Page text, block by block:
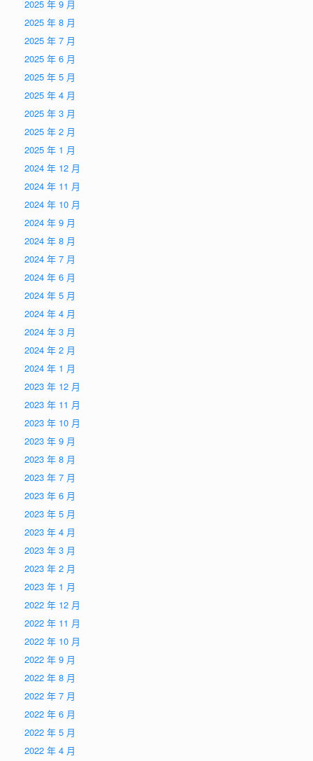
2025 年 9 月
2025 年 8 月
2025 年 7 月
2025 年 6 月
2025 年 5 月
2025 年 4 月
2025 年 3 月
2025 年 2 月
2025 年 1 月
2024 年 12 月
2024 年 11 月
2024 年 10 月
2024 年 9 月
2024 年 8 月
2024 年 7 月
2024 年 6 月
2024 年 5 月
2024 年 4 月
2024 年 3 月
2024 年 2 月
2024 年 1 月
2023 年 12 月
2023 年 11 月
2023 年 10 月
2023 年 9 月
2023 年 8 月
2023 年 7 月
2023 年 6 月
2023 年 5 月
2023 年 4 月
2023 年 3 月
2023 年 2 月
2023 年 1 月
2022 年 12 月
2022 年 11 月
2022 年 10 月
2022 年 9 月
2022 年 8 月
2022 年 7 月
2022 年 6 月
2022 年 5 月
2022 年 4 月